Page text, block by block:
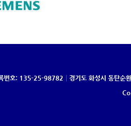
번호: 135-25-98782│경기도 화성시 동탄